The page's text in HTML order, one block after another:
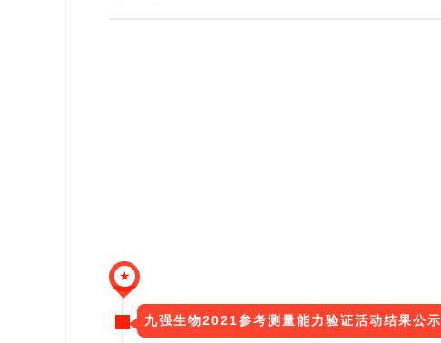
★
九强生物2021参考测量能力验证活动结果公示